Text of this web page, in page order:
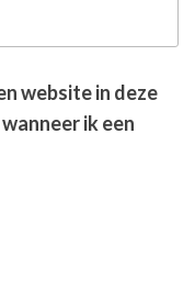
website in deze
ik een